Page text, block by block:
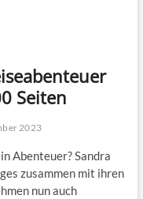
Seiten
2023
Abenteuer? Sandra
zusammen mit ihren
nun auch